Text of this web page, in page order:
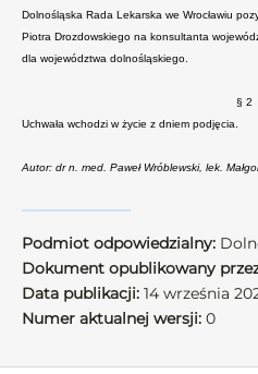
Dolnośląska Rada Lekarska we Wrocławiu
Piotra Drozdowskiego na konsultanta
dla województwa dolnośląskiego.
§ 2
Uchwała wchodzi w życie z dniem podjęcia.
Autor: dr n. med. Paweł Wróblewski, lek.
Podmiot odpowiedzialny:
Dokument opublikowany
Data publikacji: 14 września
Numer aktualnej wersji: 0